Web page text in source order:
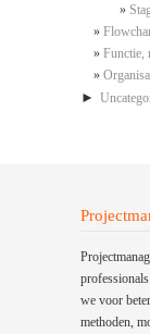
Functie,
►
we voor
methoden,